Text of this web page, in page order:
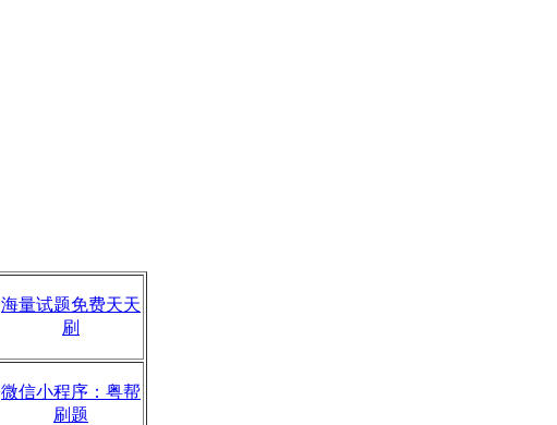
海量试题免费天天
刷
微信小程序：粤帮
刷题